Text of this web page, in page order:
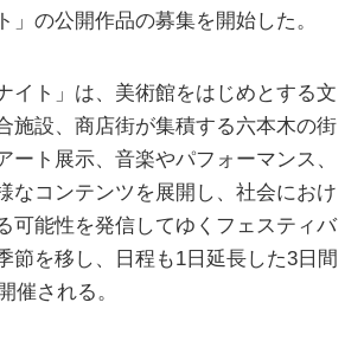
」の公開作品の募集を開始した。
イト」は、美術館をはじめとする文
施設、商店街が集積する六本木の街
ート展示、音楽やパフォーマンス、
なコンテンツを展開し、社会におけ
可能性を発信してゆくフェスティバ
節を移し、日程も1日延長した3日間
催される。